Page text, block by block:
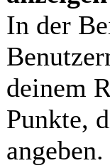
In der
deinem
Punkte,